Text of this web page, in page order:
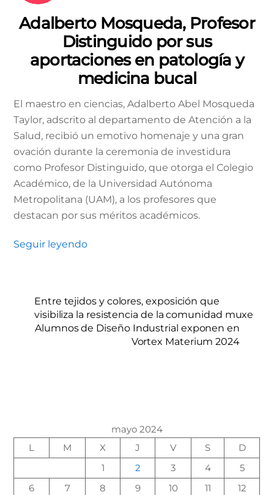
Adalberto Mosqueda, Profesor
Distinguido por sus
aportaciones en patología y
medicina bucal
El maestro en ciencias, Adalberto Abel Mosqueda
Taylor, adscrito al departamento de Atención a la
Salud, recibió un emotivo homenaje y una gran
ovación durante la ceremonia de investidura
como Profesor Distinguido, que otorga el Colegio
Académico, de la Universidad Autónoma
Metropolitana (UAM), a los profesores que
destacan por sus méritos académicos.
Seguir leyendo
Entre tejidos y colores, exposición que
visibiliza la resistencia de la comunidad muxe
Alumnos de Diseño Industrial exponen en
Vortex Materium 2024
mayo 2024
L
M X J V S
D
1
2 3 4
5
6
7 8 9 10 11
12